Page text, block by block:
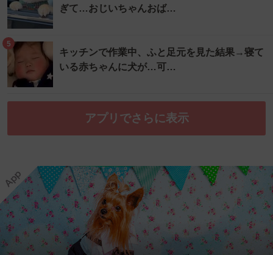
ぎて…おじいちゃんおば…
5
キッチンで作業中、ふと足元を見た結果→寝て
いる赤ちゃんに犬が…可…
アプリでさらに表示